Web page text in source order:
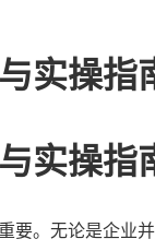
实操指
实操指
要。无论是企业